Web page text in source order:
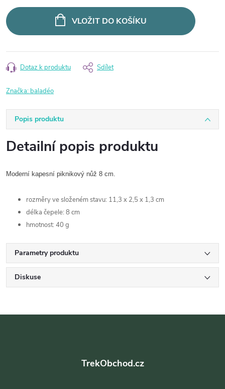
cena:
VLOŽIT DO KOŠÍKU
Dotaz k produktu Sdílet
Značka: baladéo
Popis produktu
Detailní popis produktu
Moderní kapesní piknikový nůž 8 cm.
rozměry ve složeném stavu: 11,3 x 2,5 x 1,3 cm
délka čepele: 8 cm
hmotnost: 40 g
Parametry produktu
Diskuse
TrekObchod.cz